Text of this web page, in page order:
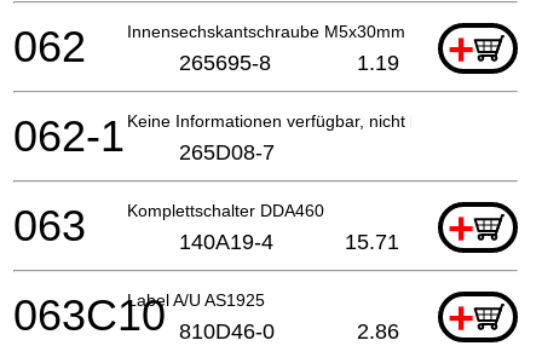
Innensechskantschraube M5x30mm DDA460
+
062 265695-8 1.19
Keine Informationen verfügbar, nicht bestellbar
062-1 265D08-7
Komplettschalter DDA460 +
063 140A19-4 15.71
Label A/U AS1925 +
063C10 810D46-0 2.86